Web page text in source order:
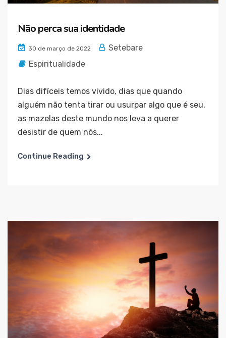
Não perca sua identidade
30 de março de 2022
Setebare
Espiritualidade
Dias difíceis temos vivido, dias que quando
alguém não tenta tirar ou usurpar algo que é seu,
as mazelas deste mundo nos leva a querer
desistir de quem nós...
Continue Reading